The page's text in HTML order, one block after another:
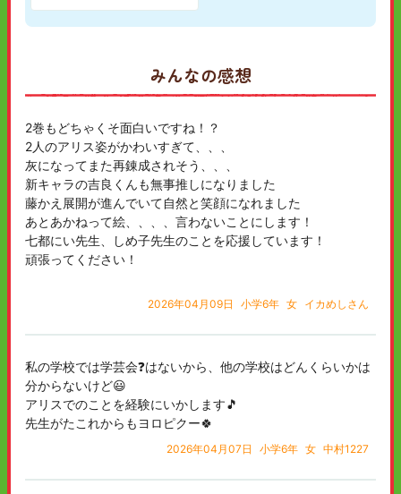
みんなの感想
2巻もどちゃくそ面白いですね！？
2人のアリス姿がかわいすぎて、、、
灰になってまた再錬成されそう、、、
新キャラの吉良くんも無事推しになりました
藤かえ展開が進んでいて自然と笑顔になれました
あとあかねって絵、、、、言わないことにします！
七都にい先生、しめ子先生のことを応援しています！
頑張ってください！
2026年04月09日 小学6年 女 イカめしさん
私の学校では学芸会❓はないから、他の学校はどんくらいかは
分からないけど😃
アリスでのことを経験にいかします🎵
先生がたこれからもヨロピクー🍀
2026年04月07日 小学6年 女 中村1227